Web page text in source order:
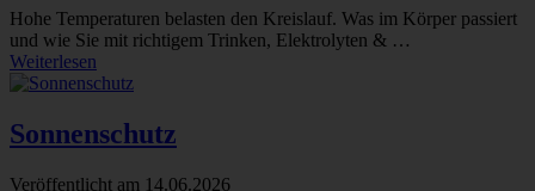
Hohe Temperaturen belasten den Kreislauf. Was im Körper passiert
und wie Sie mit richtigem Trinken, Elektrolyten & …
Weiterlesen
Sonnenschutz
Veröffentlicht am 14.06.2026